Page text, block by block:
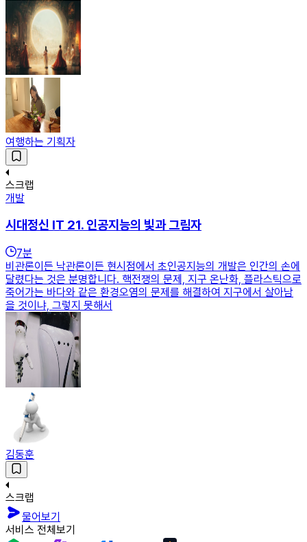
여행하는 기획자
스크랩
개발
시대정신 IT 21. 인공지능의 빛과 그림자
7분
비관론이든 낙관론이든 현시점에서 초인공지능의 개발은 인간의 손에
달렸다는 것은 분명합니다. 핵전쟁의 문제, 지구 온난화, 플라스틱으로
죽어가는 바다와 같은 환경오염의 문제를 해결하여 지구에서 살아남
을 것이냐, 그렇지 못해서
김동훈
스크랩
물어보기
서비스 전체보기